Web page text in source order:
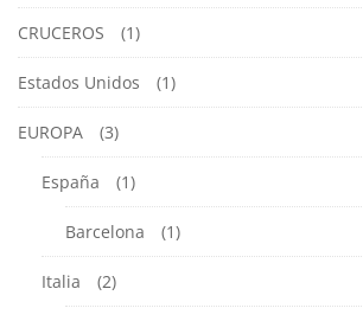
CRUCEROS (1)
Estados Unidos (1)
EUROPA (3)
España (1)
Barcelona (1)
Italia (2)